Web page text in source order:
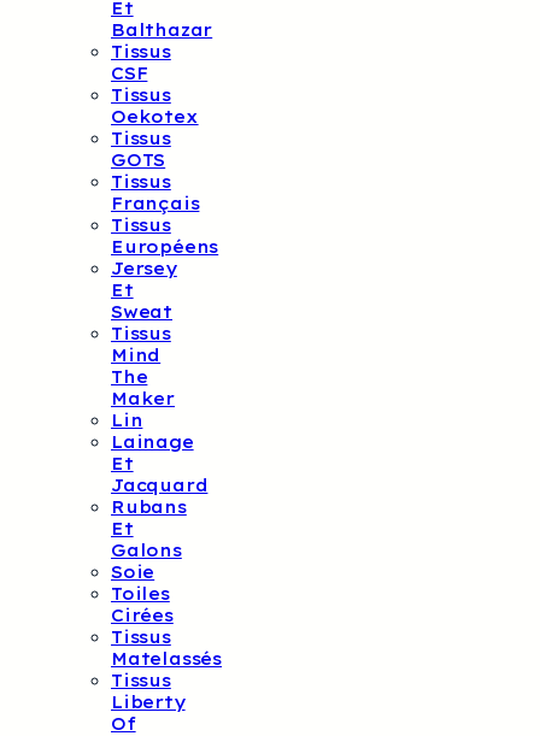
Et
Balthazar
Tissus
CSF
Tissus
Oekotex
Tissus
GOTS
Tissus
Français
Tissus
Européens
Jersey
Et
Sweat
Tissus
Mind
The
Maker
Lin
Lainage
Et
Jacquard
Rubans
Et
Galons
Soie
Toiles
Cirées
Tissus
Matelassés
Tissus
Liberty
Of